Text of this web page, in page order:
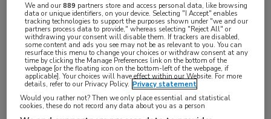
Vakgebieden:
Gastro-enterologie,Oncologie
Aandachtsgebieden:
Maag-darm-leveroncologie
We and our889 partners store and access personal data, like browsing
data or unique identifiers, on your device. Selecting "I Accept" enables
tracking technologies to support the purposes shown under "we and our
partners process data to provide," whereas selecting "Reject All" or
withdrawing your consent will disable them. If trackers are disabled,
some content and ads you see may not be as relevant to you. You can
resurface this menu to change your choices or withdraw consent at any
time by clicking the Manage Preferences link on the bottom of the
webpage [or the floating icon on the bottom-left of the webpage, if
applicable]. Your choices will have effect within our Website. For more
details, refer to our Privacy Policy. Privacy statement
Would you rather not? Then we only place essential and statistical
cookies, these do not record any data about you as a person